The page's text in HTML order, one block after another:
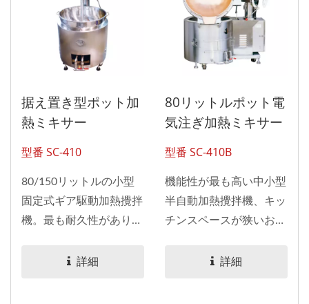
据え置き型ポット加
熱ミキサー
型番 SC-410
80/150リットルの小型
固定式ギア駆動加熱攪拌
機。最も耐久性があり、
詳細
80リットルポット電
気注ぎ加熱ミキサー
型番 SC-410B
機能性が最も高い中小型
半自動加熱攪拌機、キッ
チンスペースが狭いお客
詳細